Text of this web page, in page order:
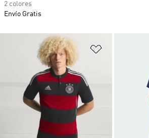
Añadir a la
2 colores
Envío Gratis